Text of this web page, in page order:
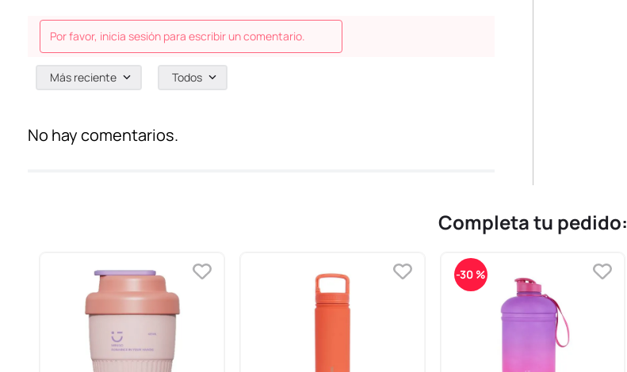
Por favor, inicia sesión para escribir un comentario.
Más reciente Todos
No hay comentarios.
Completa tu pedido:
-30 %